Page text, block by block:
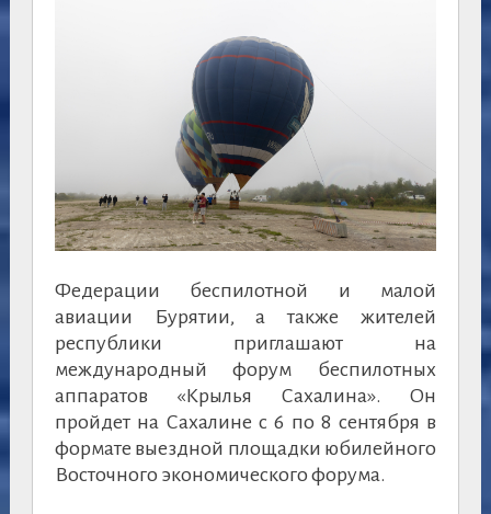
Федерации беспилотной и малой
авиации Бурятии, а также жителей
республики приглашают на
международный форум беспилотных
аппаратов «Крылья Сахалина». Он
пройдет на Сахалине с 6 по 8 сентября в
формате выездной площадки юбилейного
Восточного экономического форума.